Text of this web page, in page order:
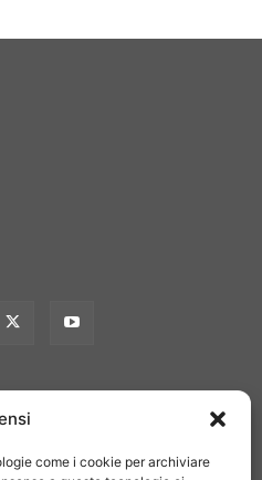
come i cookie per archiviare